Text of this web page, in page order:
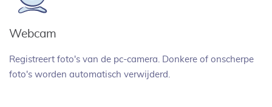
Webcam
Registreert foto's van de pc-camera. Donkere of onscherpe
foto's worden automatisch verwijderd.